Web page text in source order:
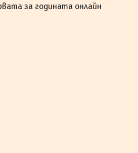
за годината онлайн